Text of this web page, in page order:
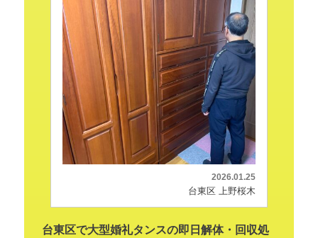
2026.01.25
台東区 上野桜木
台東区で大型婚礼タンスの即日解体・回収処